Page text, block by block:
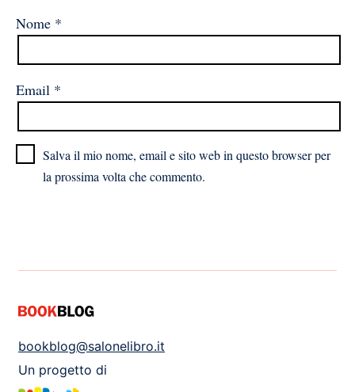
Nome *
Email *
Salva il mio nome, email e sito web in questo browser per
la prossima volta che commento.
bookblog@salonelibro.it
Un progetto di